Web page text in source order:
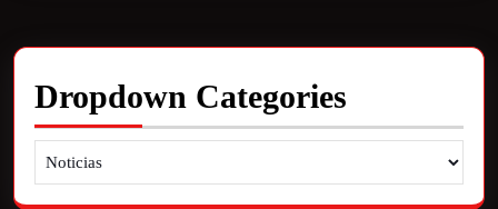
Dropdown Categories